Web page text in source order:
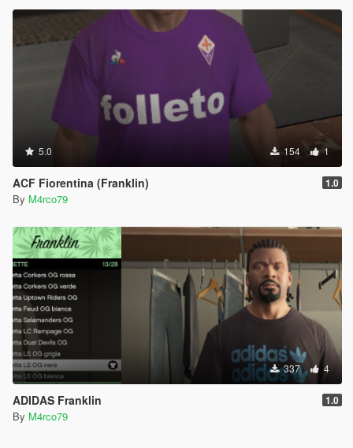
5.0 154 1
ACF Fiorentina (Franklin) 1.0
By M4rco79
337 4
ADIDAS Franklin 1.0
By M4rco79